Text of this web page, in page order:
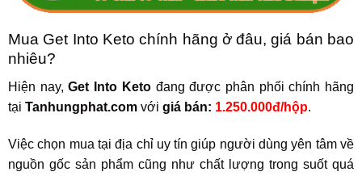
Mua Get Into Keto chính hãng ở đâu, giá bán bao
nhiêu?
Hiện nay,Get Into Ketođang được phân phối chính hãng
tại Tanhungphat.com với giá bán: 1.250.000đ/hộp.
Việc chọn mua tại địa chỉ uy tín giúp người dùng yên tâm về
nguồn gốc sản phẩm cũng như chất lượng trong suốt quá